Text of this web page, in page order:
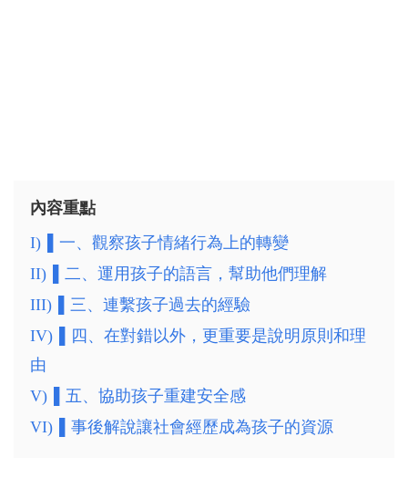
內容重點
I)
▌一、觀察孩子情緒行為上的轉變
II)
▌二、運用孩子的語言，幫助他們理解
III)
▌三、連繫孩子過去的經驗
IV)
▌四、在對錯以外，更重要是說明原則和理
由
V)
▌五、協助孩子重建安全感
VI)
▌事後解說讓社會經歷成為孩子的資源